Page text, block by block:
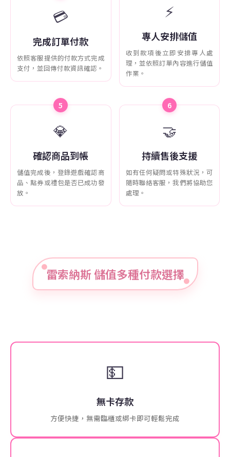
💳
完成訂單付款
依照客服提供的付款方式完成
支付，並回傳付款資訊確認。
⚡
專人安排儲值
收到款項後立即安排專人處
理，並依照訂單內容進行儲值
作業。
5
💎
確認商品到帳
儲值完成後，登錄遊戲確認商
品、點券或禮包是否已成功發
放。
6
🤝
持續售後支援
如有任何疑問或特殊狀況，可
隨時聯絡客服，我們將協助您
處理。
雷索納斯 儲值多種付款選擇
💵
無卡存款
方便快捷，無需臨櫃或綁卡即可輕鬆完成